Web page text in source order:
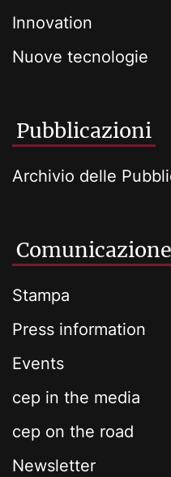
Innovation
Nuove tecnologie
Pubblicazioni
Archivio delle
Stampa
Press information
Events
cep in the media
cep on the road
Newsletter